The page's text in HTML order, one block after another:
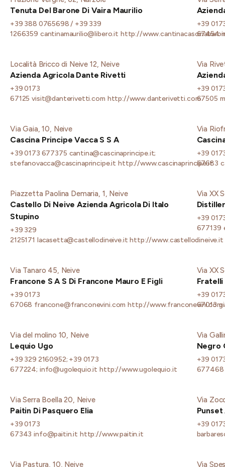
Tenuta Del Barone Di Vaira Maurilio
+39 388 0765698 / +39 339
1266359 cantinamaurilio@libero.it http://
+39
67454
Località Bricco di Neive 12, Neive
Azienda Agricola Dante Rivetti
+39 0173
67125 visit@danterivetti.com http://www.danterivetti.com
Via
+39
67505
Via Gaia, 10, Neive
Cascina Principe Vacca S S A
+39 0173 677375 cantina@cascinaprincipe.it;
stefanovacca@cascinaprincipe.it http://www.cascinaprincipe.it
Via
+39
67683
Piazzetta Paolina Demaria, 1, Neive
Castello Di Neive Azienda Agricola Di Italo
Stupino
+39 329
2125171 lacasetta@castellodineive.it http://www.castellodineive.it
Via XX
+39
677139
Via Tanaro 45, Neive
Francone S A S Di Francone Mauro E Figli
+39 0173
67068 francone@franconevini.com http://www.franconevini.com
Via XX
Fratelli
+39
67013
Via del molino 10, Neive
Lequio Ugo
+39 329 2160952; +39 0173
677224; info@ugolequio.it http://www.ugolequio.it
Via
Negro
+39
677468
Via Serra Boella 20, Neive
Paitin Di Pasquero Elia
+39 0173
67343 info@paitin.it http://www.paitin.it
Via
+39
Via Pastura, 10, Neive Via